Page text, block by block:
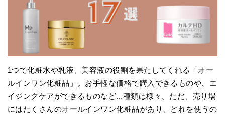
1つで化粧水や乳液、美容液の役割を果たしてくれる「オー
ルインワン化粧品」。お手軽な価格で購入できるものや、エ
イジングケアができるものなど...種類は様々。ただ、売り場
にはたくさんのオールインワン化粧品があり、どれを使うの